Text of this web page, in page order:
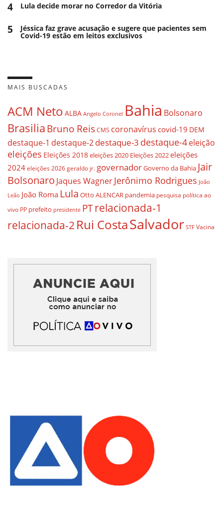
4 Lula decide morar no Corredor da Vitória
5 Jéssica faz grave acusação e sugere que pacientes sem
Covid-19 estão em leitos exclusivos
MAIS BUSCADAS
ACM Neto ALBA Angelo Coronel Bahia Bolsonaro
BrasiliaBruno ReisCMS coronavírus covid-19 DEM
destaque-1 destaque-2destaque-3 destaque-4eleição
eleições Eleições 2018eleições 2020 Eleições 2022eleições
2024 eleições 2026 geraldo jr. governadorGoverno da Bahia Jair
Bolsonaro Jaques WagnerJerônimo Rodrigues João
Leão João Roma Lula Otto ALENCAR pandemia pesquisa política ao
vivo PP prefeito presidente PTrelacionada-1
relacionada-2 Rui CostaSalvador STF Vacina